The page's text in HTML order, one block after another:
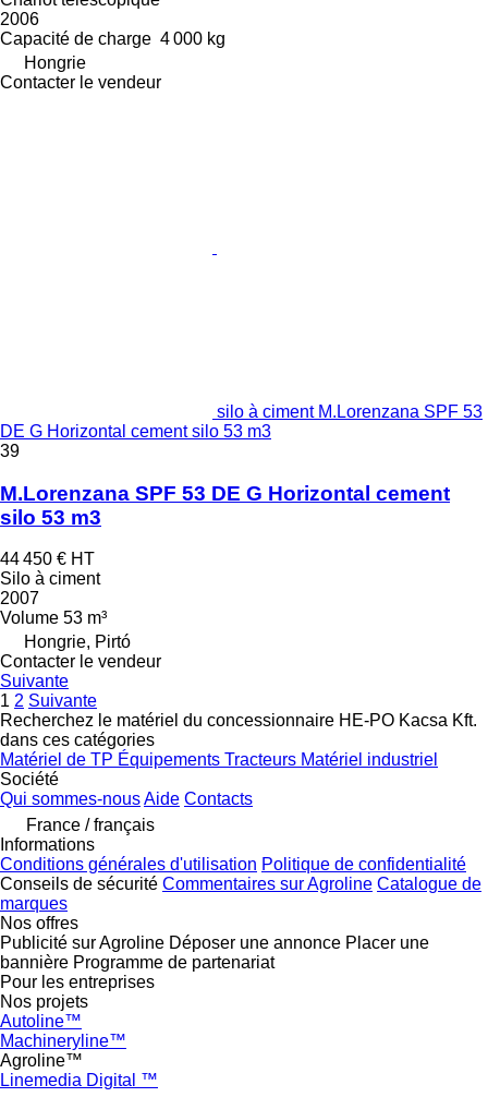
2006
Capacité de charge 4 000 kg
Hongrie
Contacter le vendeur
silo à ciment M.Lorenzana SPF 53
DE G Horizontal cement silo 53 m3
39
M.Lorenzana SPF 53 DE G Horizontal cement
silo 53 m3
44 450 € HT
Silo à ciment
2007
Volume 53 m³
Hongrie, Pirtó
Contacter le vendeur
Suivante
1 2 Suivante
Recherchez le matériel du concessionnaire HE-PO Kacsa Kft.
dans ces catégories
Matériel de TP Équipements Tracteurs Matériel industriel
Société
Qui sommes-nousAide Contacts
France / français
Informations
Conditions générales d'utilisation Politique de confidentialité
Conseils de sécurité Commentaires sur Agroline Catalogue de
marques
Nos offres
Publicité sur Agroline Déposer une annonce Placer une
bannière Programme de partenariat
Pour les entreprises
Nos projets
Autoline™
Machineryline™
Agroline™
Linemedia Digital ™